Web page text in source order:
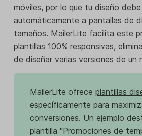
móviles, por lo que tu diseño
automáticamente a pantallas de
tamaños. MailerLite facilita este
plantillas 100% responsivas,
de diseñar varias versiones de un
MailerLite ofrece plantillas
específicamente para
conversiones. Un ejemplo
plantilla "Promociones de